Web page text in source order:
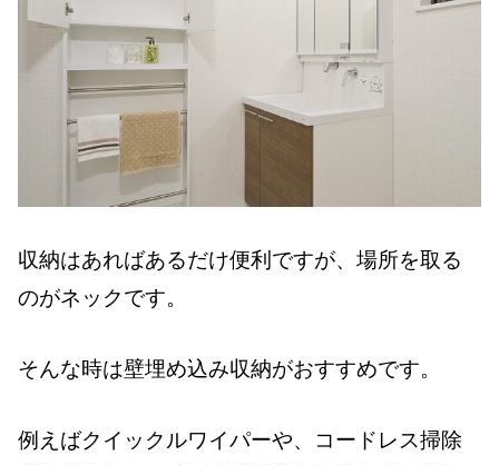
収納はあればあるだけ便利ですが、場所を取る
のがネックです。
そんな時は壁埋め込み収納がおすすめです。
例えばクイックルワイパーや、コードレス掃除